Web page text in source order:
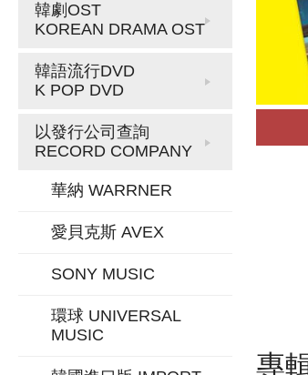
韓劇OST
KOREAN DRAMA OST
韓語流行DVD
K POP DVD
以發行公司查詢
RECORD COMPANY
華納 WARRNER
愛貝克斯 AVEX
SONY MUSIC
環球 UNIVERSAL
MUSIC
專